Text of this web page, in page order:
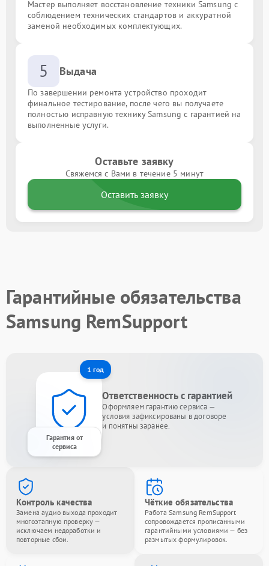
Мастер выполняет восстановление техники Samsung с
соблюдением технических стандартов и аккуратной
заменой необходимых комплектующих.
5 Выдача
По завершении ремонта устройство проходит
финальное тестирование, после чего вы получаете
полностью исправную технику Samsung с гарантией на
выполненные услуги.
Оставьте заявку
Свяжемся с Вами в течение 5 минут
Оставить заявку
Гарантийные обязательства
Samsung RemSupport
1 год
Гарантия от
сервиса
Ответственность с гарантией
Оформляем гарантию сервиса —
условия зафиксированы в договоре
и понятны заранее.
Контроль качества
Замена аудио выхода проходит
многоэтапную проверку —
исключаем недоработки и
повторные сбои.
Чёткие обязательства
Работа Samsung RemSupport
сопровождается прописанными
гарантийными условиями — без
размытых формулировок.